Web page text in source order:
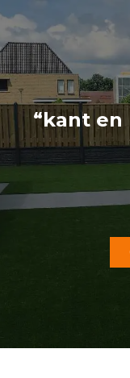
naar
de
inhoud
“kant